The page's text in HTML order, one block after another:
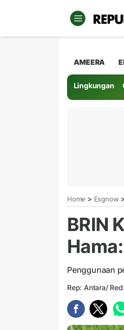
AMEERA
Lingkungan
Home > Esgnow >
BRIN
Penggunaan
Rep: Antara/